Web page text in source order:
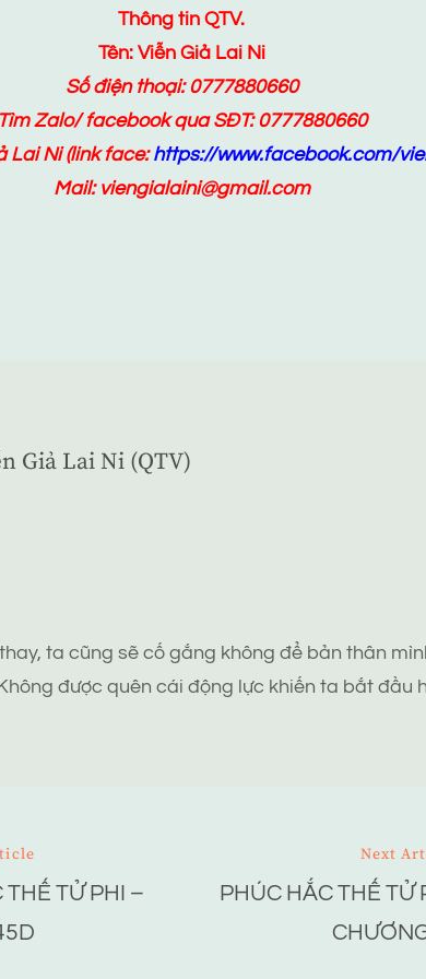
Thông tin QTV.
Tên: Viễn Giả Lai Ni
Số điện thoại: 0777880660
Tìm Zalo/ facebook qua SĐT: 0777880660
Lai Ni(link face:https://www.facebook.com/
Mail: viengialaini@gmail.com
Giả Lai Ni (QTV)
ta cũng sẽ cố gắng không để bản thân
được quên cái động lực khiến ta bắt đầu
THẾ TỬ PHI –
Next
PHÚC HẮC THẾ TỬ